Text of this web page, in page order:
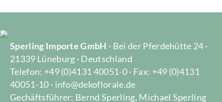
Sperling Importe GmbH · Bei der Pferdehütte 24 ·
21339 Lüneburg · Deutschland
Telefon: +49 (0)4131 40051-0 · Fax: +49 (0)4131
40051-10 · info@dekoflorale.de
Gechäftsführer: Bernd Sperling, Michael Sperling